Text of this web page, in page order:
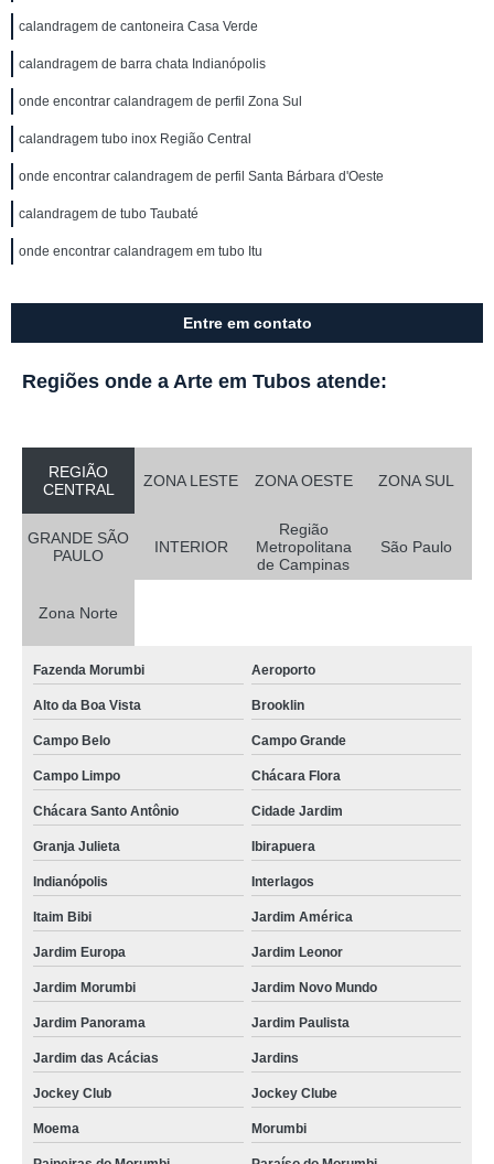
calandragem de cantoneira Casa Verde
calandragem de barra chata Indianópolis
onde encontrar calandragem de perfil Zona Sul
calandragem tubo inox Região Central
onde encontrar calandragem de perfil Santa Bárbara d'Oeste
calandragem de tubo Taubaté
onde encontrar calandragem em tubo Itu
Entre em contato
Regiões onde a Arte em Tubos atende:
REGIÃO
CENTRAL
ZONA LESTE ZONA OESTE ZONA SUL
GRANDE SÃO
PAULO
INTERIOR
Região
Metropolitana
de Campinas
São Paulo
Zona Norte
Fazenda Morumbi Aeroporto
Alto da Boa Vista Brooklin
Campo Belo Campo Grande
Campo Limpo Chácara Flora
Chácara Santo Antônio Cidade Jardim
Granja Julieta Ibirapuera
Indianópolis Interlagos
Itaim Bibi Jardim América
Jardim Europa Jardim Leonor
Jardim Morumbi Jardim Novo Mundo
Jardim Panorama Jardim Paulista
Jardim das Acácias Jardins
Jockey Club Jockey Clube
Moema Morumbi